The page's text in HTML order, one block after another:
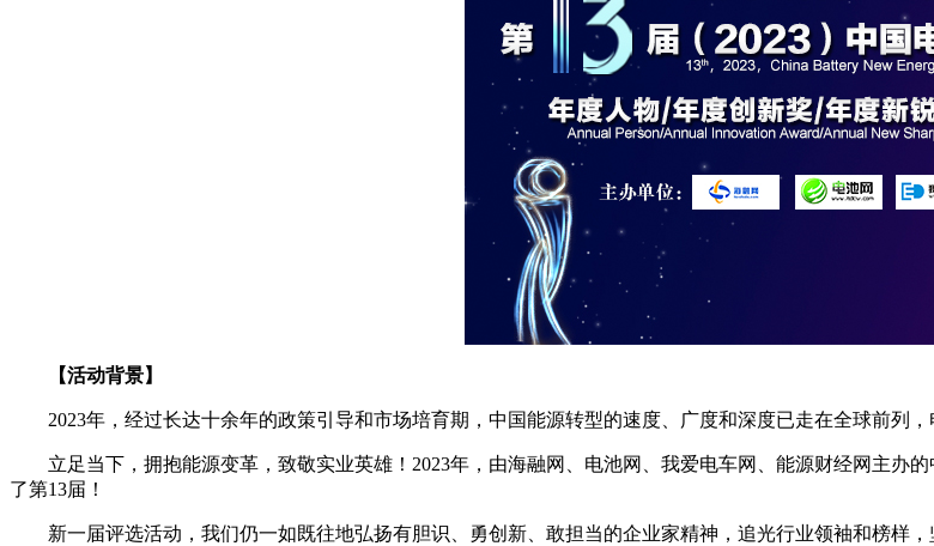
【活动背景】
2023年，经过长达十余年的政策引导和市场培育期，中国能源转型的速度、广度和深度已走在全球前列，
立足当下，拥抱能源变革，致敬实业英雄！2023年，由海融网、电池网、我爱电车网、能源财经网主办
了第13届！
新一届评选活动，我们仍一如既往地弘扬有胆识、勇创新、敢担当的企业家精神，追光行业领袖和榜样